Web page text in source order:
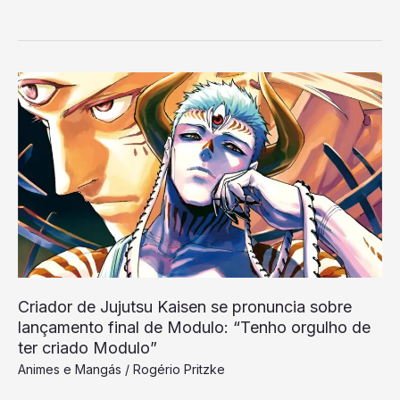
Criador de Jujutsu Kaisen se pronuncia sobre
lançamento final de Modulo: “Tenho orgulho de
ter criado Modulo”
Animes e Mangás / Rogério Pritzke
Criador
de
Jujutsu
Kaisen
se
pronuncia
sobre
lançamento
final
Modulo:
“Tenho
orgulho